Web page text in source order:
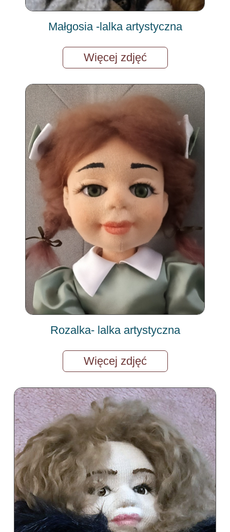
Małgosia -lalka artystyczna
Więcej zdjęć
Rozalka- lalka artystyczna
Więcej zdjęć